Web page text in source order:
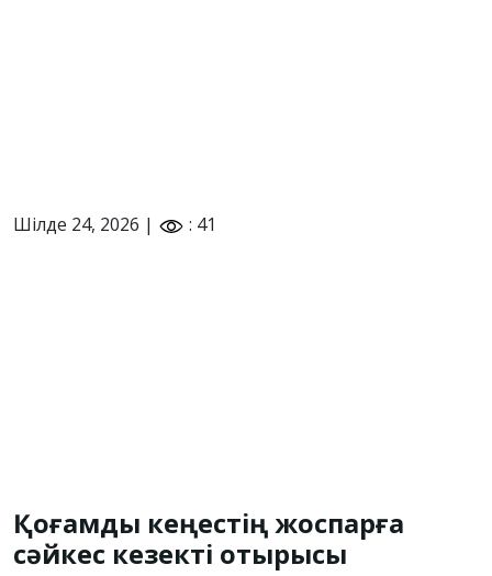
Шілде 24, 2026 | : 41
Қоғамдық кеңестің жоспарға
сәйкес кезекті отырысы